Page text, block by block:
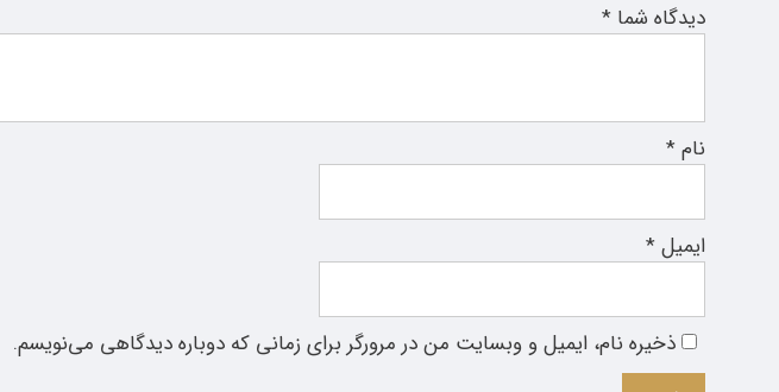
دیدگاه شما *
نام*
ایمیل*
ذخیره نام، ایمیل و وبسایت من در مرورگر برای زمانی که دوباره دیدگاهی می‌نویسم.